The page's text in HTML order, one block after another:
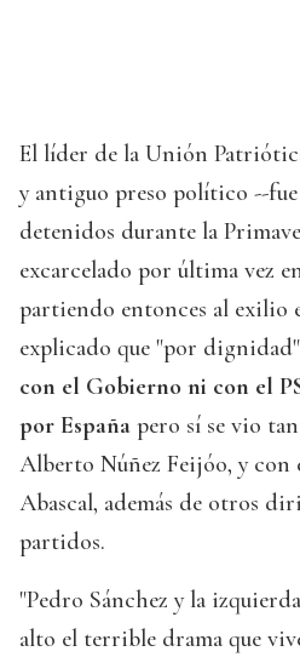
El líder de la Unión
y antiguo preso político --fue
detenidos durante la
excarcelado por última vez
partiendo entonces al exilio
explicado que "por dignidad"
con el Gobierno ni con el
por España pero sí se vio
Alberto Núñez Feijóo, y con
Abascal, además de otros
partidos.
"Pedro Sánchez y la
alto el terrible drama que